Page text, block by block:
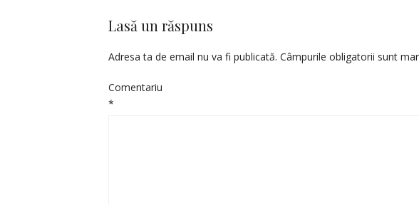
Lasă un răspuns
Adresa ta de email nu va fi publicată. Câmpurile obligatorii sunt
Comentariu
*